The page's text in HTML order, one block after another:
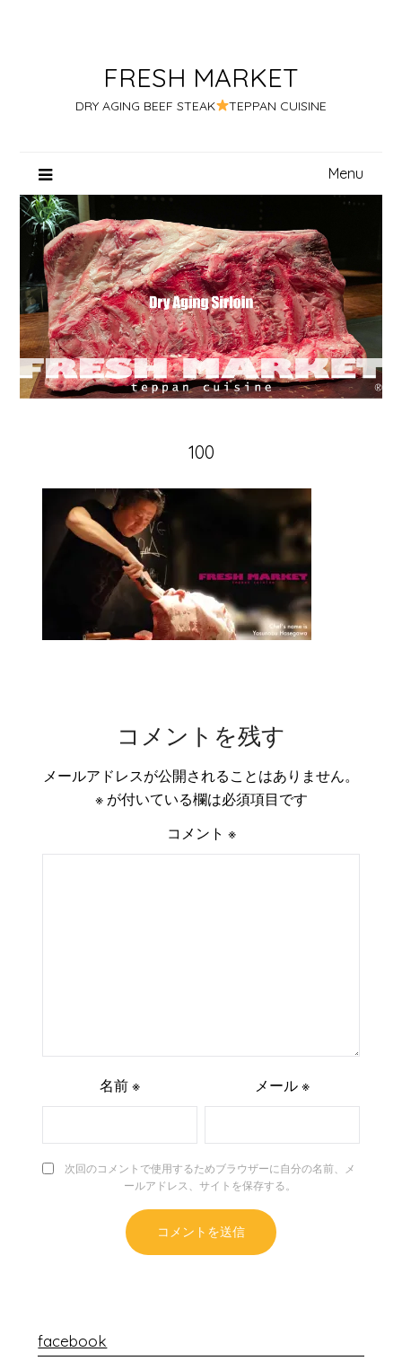
FRESH MARKET
DRY AGING BEEF STEAK TEPPAN CUISINE
Menu
100
コメントを残す
メールアドレスが公開されることはありません。
※が付いている欄は必須項目です
コメント ※
名前※ メール ※
次回のコメントで使用するためブラウザーに自分の名前、メ
ールアドレス、サイトを保存する。
facebook